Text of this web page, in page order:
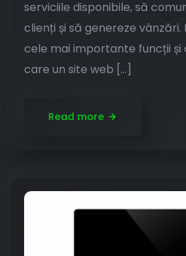
serviciile disponibile, să
clienți și să genereze
cele mai importante funcții
care un site web […]
Read more